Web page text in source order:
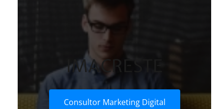
IMACRESTE
Consultor Marketing Digital